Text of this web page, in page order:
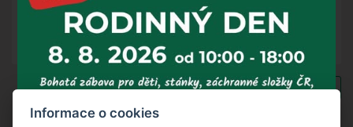
Zpět na výpis novinek
Informace o cookies